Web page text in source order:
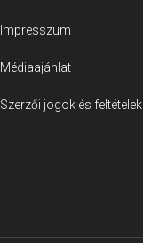
Impresszum
Médiaajánlat
Szerzői jogok és feltételek